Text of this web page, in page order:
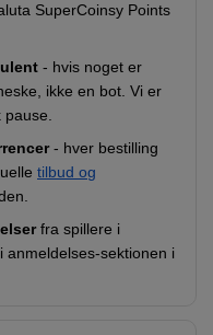
SuperCoinsy Points
- hvis noget er
ikke en bot. Vi er
- hver bestilling
tilbud og
fra spillere i
anmeldelses-sektionen i